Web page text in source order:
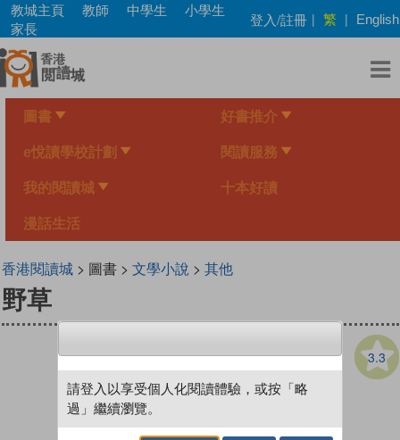
Skip
main
content
教城主頁 教師 中學生
小學生
家長
登入/註冊 | 繁 | English
圖書 好書推介
e悅讀學校計劃 閱讀服務
我的閱讀城 十本好讀
漫話生活
香港閱讀城> 圖書 > 文學小說 > 其他
野草
3.3
請登入以享受個人化閱讀體驗，或按「略
過」繼續瀏覽。